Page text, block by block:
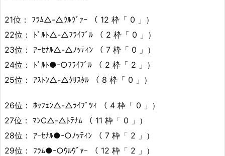
21位： ﾌﾗﾑ△-△ｳﾙｳﾞｧｰ （ 12 枠「 0 」）
22位： ﾄﾞﾙﾄ△-△ﾌﾗｲﾌﾞﾙ （ 2 枠「 0 」）
23位： ｱｰｾﾅﾙ△-△ﾉｯﾃｨﾝ （ 7 枠「 0 」）
24位： ﾄﾞﾙﾄ●-○ﾌﾗｲﾌﾞﾙ （ 2 枠「 2 」）
25位： ｱｽﾄﾝ△-△ｸﾘｽﾀﾙ （ 8 枠「 0 」）
26位： ﾎｯﾌｪﾝ△-△ﾗｲﾌﾟﾂｨ （ 4 枠「 0 」）
27位： ﾏﾝC△-△ﾄﾃﾅﾑ （ 11 枠「 0 」）
28位： ｱｰｾﾅﾙ●-○ﾉｯﾃｨﾝ （ 7 枠「 2 」）
29位： ﾌﾗﾑ●-○ｳﾙｳﾞｧｰ （ 12 枠「 2 」）